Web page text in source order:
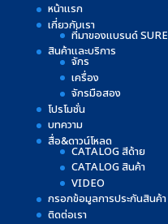
หน้าแรก
เกี่ยวกับเรา
ที่มาของแบรนด์ SURE
สินค้าและบริการ
จักร
เครื่อง
จักรมือสอง
โปรโมชั่น
บทความ
สื่อ&ดาวน์โหลด
CATALOG สีด้าย
CATALOG สินค้า
VIDEO
กรอกข้อมูลการประกันสินค้า
ติดต่อเรา